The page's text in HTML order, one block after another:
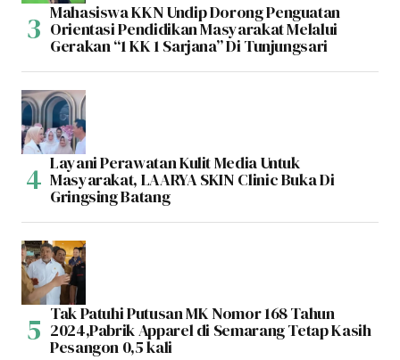
Mahasiswa KKN Undip Dorong Penguatan
Orientasi Pendidikan Masyarakat Melalui
Gerakan “1 KK 1 Sarjana” Di Tunjungsari
Layani Perawatan Kulit Media Untuk
Masyarakat, LAARYA SKIN Clinic Buka Di
Gringsing Batang
Tak Patuhi Putusan MK Nomor 168 Tahun
2024,Pabrik Apparel di Semarang Tetap Kasih
Pesangon 0,5 kali